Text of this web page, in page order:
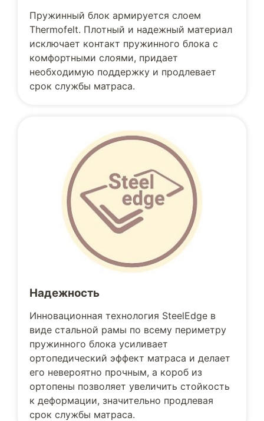
Пружинный блок армируется слоем
Thermofelt. Плотный и надежный материал
исключает контакт пружинного блока с
комфортными слоями, придает
необходимую поддержку и продлевает
срок службы матраса.
Надежность
Инновационная технология SteelEdge в
виде стальной рамы по всему периметру
пружинного блока усиливает
ортопедический эффект матраса и делает
его невероятно прочным, а короб из
ортопены позволяет увеличить стойкость
к деформации, значительно продлевая
срок службы матраса.